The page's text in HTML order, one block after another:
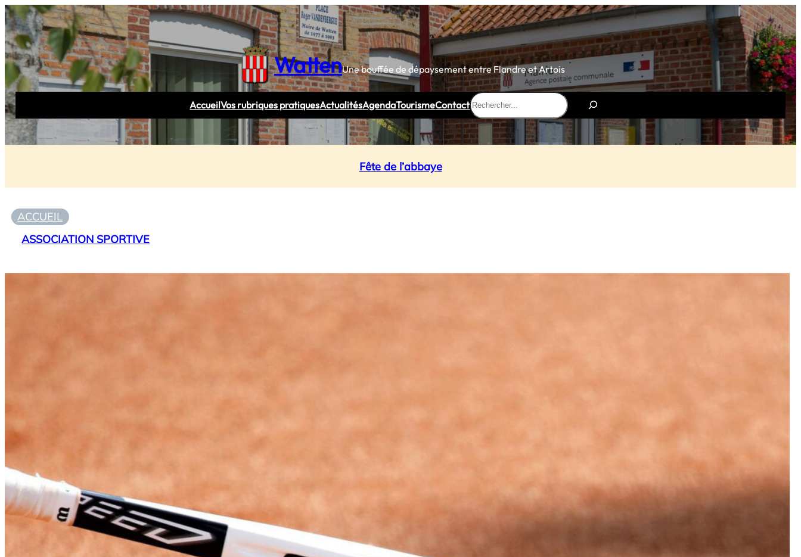
WattenUne bouffée de dépaysement entre Flandre et Artois
AccueilVos rubriques pratiquesActualitésAgendaTourismeContact
Rechercher
Fête de l’abbaye
ACCUEIL
ASSOCIATION SPORTIVE
Tennis Club de Watten